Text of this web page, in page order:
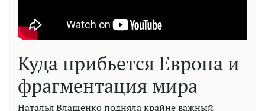
Куда прибьется Европа и
фрагментация мира
Наталья Влащенко подняла крайне важный